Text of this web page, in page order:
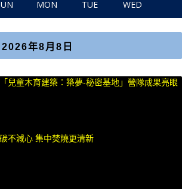
MON TUE WED
2026年8月8日
兒童木育建築：築夢-秘密基地」營隊成果亮眼
不減心 集中焚燒更清新